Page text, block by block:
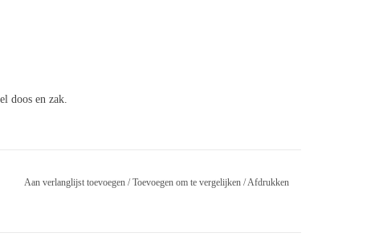
doos en zak.
Aan verlanglijst toevoegen/Toevoegen om te vergelijken /Afdrukken